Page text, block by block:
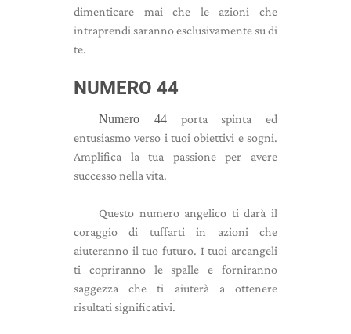
dimenticare mai che le azioni che
intraprendi saranno esclusivamente su di
te.
NUMERO 44
Numero 44porta spinta ed
entusiasmo verso i tuoi obiettivi e sogni.
Amplifica la tua passione per avere
successo nella vita.
Questo numero angelico ti darà il
coraggio di tuffarti in azioni che
aiuteranno il tuo futuro. I tuoi arcangeli
ti copriranno le spalle e forniranno
saggezza che ti aiuterà a ottenere
risultati significativi.